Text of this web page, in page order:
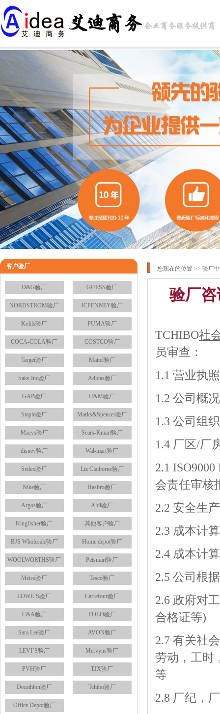
客户验厂
D&G验厂 GUESS验厂
NORDSTROM验厂 JCPENNEY验厂
Kohls验厂 PUMA验厂
COCA-COLA验厂 COSTCO验厂
Target验厂 Mattel验厂
Saks Inc验厂 Adidas验厂
GAP验厂 H&M验厂
Staple验厂 Marks&Spencer验厂
Macys验厂 Sears-Kmart验厂
disney验厂 Wal-mart验厂
Sedex验厂 Liz Claiborne验厂
Nike验厂 Hasbro验厂
Argos验厂 Aldi验厂
Kingfisher验厂 其他客户验厂
BJS Wholesale验厂 Home depot验厂
WOOLWORTHS验厂 Petsmart验厂
Metro验厂 Tesco验厂
LOWE’S验厂 Carrefour验厂
C&A验厂 POLO验厂
Sara Lee验厂 AVON验厂
LEVI’S验厂 Mervyns验厂
PVH验厂 TJX验厂
Decathlon验厂 Tchibo验厂
Office Depot验厂
您现在的位置 >> 验厂
验厂
TCHIBO社
员审查：
1.1 营业执
1.2 公司概
1.3 公司组
1.4 厂区/厂
2.1
会责任审核
2.2 安全生
2.3 成本计
2.4 成本计
2.5 公司根据
2.6 政府对
合格证等)
2.7 有关社
劳动，工时
等
2.8 厂纪，